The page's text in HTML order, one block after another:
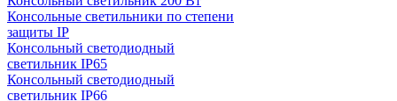
Консольные светильники по степени
защиты IP
Консольный светодиодный
светильник IP65
Консольный светодиодный
светильник IP66